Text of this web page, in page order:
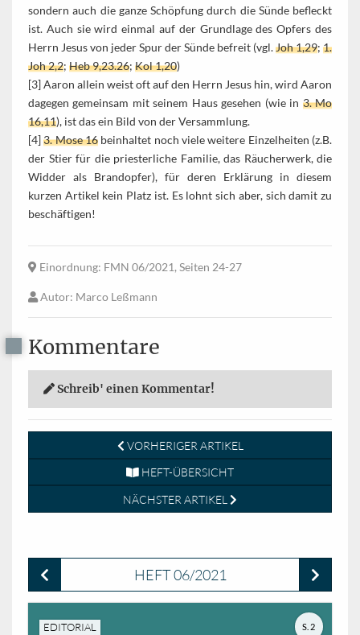
sondern auch die ganze Schöpfung durch die Sünde befleckt
ist. Auch sie wird einmal auf der Grundlage des Opfers des
Herrn Jesus von jeder Spur der Sünde befreit (vgl.Joh 1,29; 1.
Joh 2,2; Heb 9,23.26; Kol 1,20)
[3] Aaron allein weist oft auf den Herrn Jesus hin, wird Aaron
dagegen gemeinsam mit seinem Haus gesehen (wie in 3. Mo
16,11), ist das ein Bild von der Versammlung.
[4]3. Mose 16 beinhaltet noch viele weitere Einzelheiten (z.B.
der Stier für die priesterliche Familie, das Räucherwerk, die
Widder als Brandopfer), für deren Erklärung in diesem
kurzen Artikel kein Platz ist. Es lohnt sich aber, sich damit zu
beschäftigen!
Einordnung: FMN 06/2021, Seiten 24-27
Autor: Marco Leßmann
Kommentare
Schreib' einen Kommentar!
VORHERIGER ARTIKEL
HEFT-ÜBERSICHT
NÄCHSTER ARTIKEL
HEFT 06/2021
EDITORIAL S. 2